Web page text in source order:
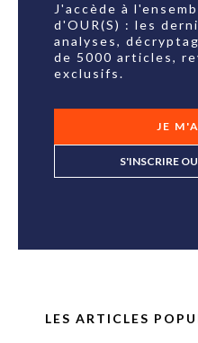
J'accède à
d'OUR(S) : les
analyses,
de 5000 articles,
exclusifs.
JE
S'INSCRIRE
LES ARTICLES